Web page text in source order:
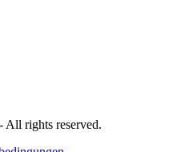
- All rights reserved.